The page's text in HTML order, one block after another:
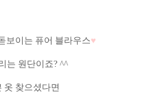
보이는 퓨어 블라우스♥
는 원단이죠? ^^
옷 찾으셨다면